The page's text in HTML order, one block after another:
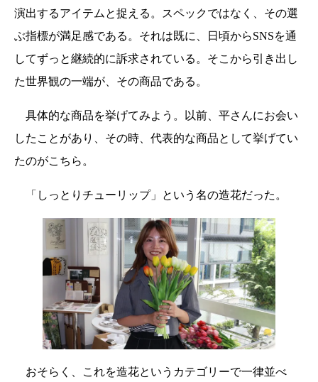
演出するアイテムと捉える。スペックではなく、その選
ぶ指標が満足感である。それは既に、日頃からSNSを通
してずっと継続的に訴求されている。そこから引き出し
た世界観の一端が、その商品である。
具体的な商品を挙げてみよう。以前、平さんにお会い
したことがあり、その時、代表的な商品として挙げてい
たのがこちら。
「しっとりチューリップ」という名の造花だった。
おそらく、これを造花というカテゴリーで一律並べ